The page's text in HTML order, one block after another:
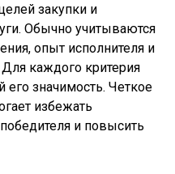
закупки и
Обычно учитываются
опыт исполнителя и
Для каждого критерия
его значимость. Четкое
избежать
и повысить